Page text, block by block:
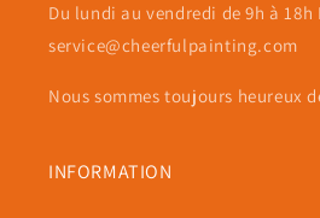
Du lundi au vendredi de 9h à 18h
service@cheerfulpainting.com
Nous sommes toujours heureux
INFORMATION